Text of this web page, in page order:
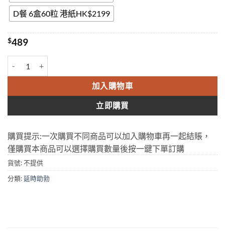
D餐 6盒60粒 港紙HK$2199
$489
加入購物車
立即購買
購買提示:一次購買不同商品可以加入購物車再一起結賬，
僅購買本商品可以選擇購買數量後按一鍵下單訂購
貨號:不提供
分類:延時助勃